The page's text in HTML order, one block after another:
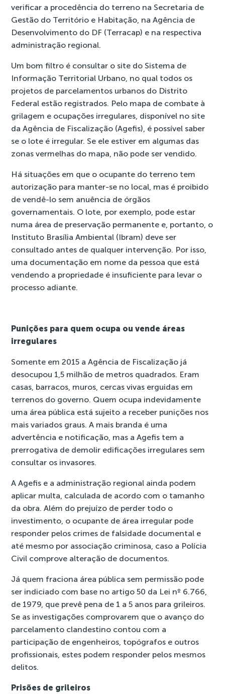
verificar a procedência do terreno na Secretaria de
Gestão do Território e Habitação, na Agência de
Desenvolvimento do DF (Terracap) e na respectiva
administração regional.
Um bom filtro é consultar o site do Sistema de
Informação Territorial Urbano, no qual todos os
projetos de parcelamentos urbanos do Distrito
Federal estão registrados. Pelo mapa de combate à
grilagem e ocupações irregulares, disponível no site
da Agência de Fiscalização (Agefis), é possível saber
se o lote é irregular. Se ele estiver em algumas das
zonas vermelhas do mapa, não pode ser vendido.
Há situações em que o ocupante do terreno tem
autorização para manter-se no local, mas é proibido
de vendê-lo sem anuência de órgãos
governamentais. O lote, por exemplo, pode estar
numa área de preservação permanente e, portanto, o
Instituto Brasília Ambiental (Ibram) deve ser
consultado antes de qualquer intervenção. Por isso,
uma documentação em nome da pessoa que está
vendendo a propriedade é insuficiente para levar o
processo adiante.
Punições para quem ocupa ou vende áreas
irregulares
Somente em 2015 a Agência de Fiscalização já
desocupou 1,5 milhão de metros quadrados. Eram
casas, barracos, muros, cercas vivas erguidas em
terrenos do governo. Quem ocupa indevidamente
uma área pública está sujeito a receber punições nos
mais variados graus. A mais branda é uma
advertência e notificação, mas a Agefis tem a
prerrogativa de demolir edificações irregulares sem
consultar os invasores.
A Agefis e a administração regional ainda podem
aplicar multa, calculada de acordo com o tamanho
da obra. Além do prejuízo de perder todo o
investimento, o ocupante de área irregular pode
responder pelos crimes de falsidade documental e
até mesmo por associação criminosa, caso a Polícia
Civil comprove alteração de documentos.
Já quem fraciona área pública sem permissão pode
ser indiciado com base no artigo 50 da Lei nº 6.766,
de 1979, que prevê pena de 1 a 5 anos para grileiros.
Se as investigações comprovarem que o avanço do
parcelamento clandestino contou com a
participação de engenheiros, topógrafos e outros
profissionais, estes podem responder pelos mesmos
delitos.
Prisões de grileiros